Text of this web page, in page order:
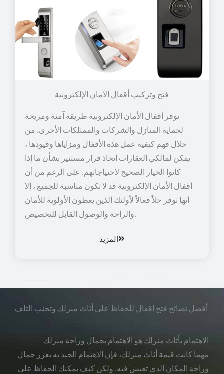
توفر أقفال الأمان الإلكترونية طريقة آمنة ومريحة
لحماية المنازل والشركات والممتلكات الأخرى. من
خلال فهم كيفية عمل هذه الأقفال ومزاياها وقيودها ،
يمكن لمالكي العقارات اتخاذ قرار مستنير بشأن ما إذا
كانوا الخيار الصحيح لاحتياجاتهم. على الرغم من أن
أقفال الأمان الإلكترونية قد لا تكون مناسبة للجميع ، إلا
أنها توفر حلاً فعالاً لأولئك الذين يعطون الأولوية للأمان
والراحة والوصول القابل للتخصيص.
المزيد
أفضل نصائح فتح اقفال للحفاظ على أثاث منزلك وتجنب التلف
الاهتمام بأثاث منزلك هو الاهتمام بجمال وراحة منزلك
مهما كانت قيمة أثاث منزلك، فإن الاهتمام الجيد به يعزز جمال
وراحة المكان الذي تعيش فيه. ولكن كيف يمكنك الحفاظ على